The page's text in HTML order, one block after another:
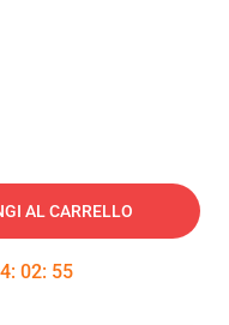
AL CARRELLO
: 02: 54